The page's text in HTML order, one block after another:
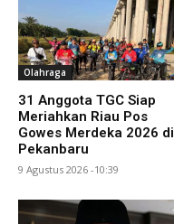
Olahraga
31 Anggota TGC Siap
Meriahkan Riau Pos
Gowes Merdeka 2026 di
Pekanbaru
9 Agustus 2026 -10:39